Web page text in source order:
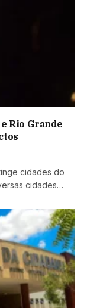
Rio Grande
cidades do
cidades…